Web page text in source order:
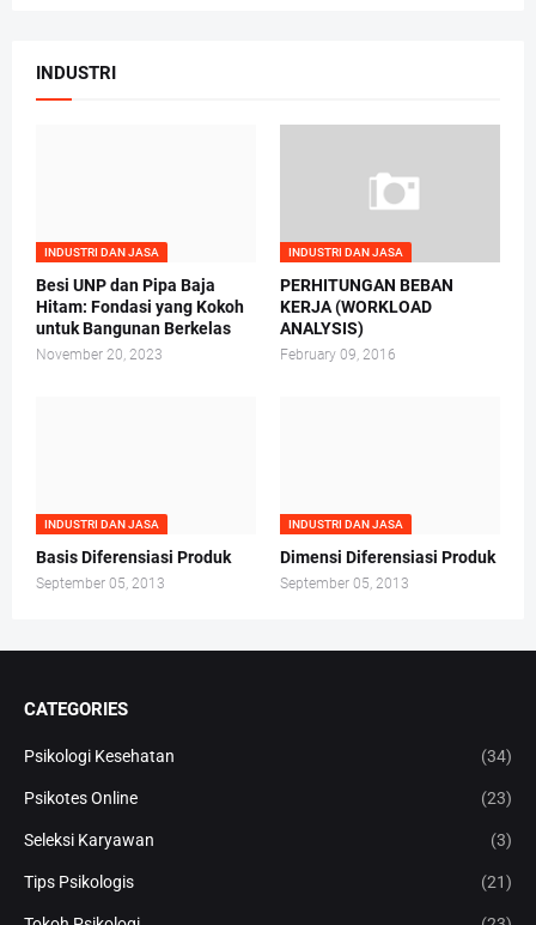
INDUSTRI
INDUSTRI DAN JASA
Besi UNP dan Pipa Baja
Hitam: Fondasi yang Kokoh
untuk Bangunan Berkelas
November 20, 2023
INDUSTRI DAN JASA
PERHITUNGAN BEBAN
KERJA (WORKLOAD
ANALYSIS)
February 09, 2016
INDUSTRI DAN JASA
Basis Diferensiasi Produk
September 05, 2013
INDUSTRI DAN JASA
Dimensi Diferensiasi Produk
September 05, 2013
CATEGORIES
Psikologi Kesehatan (34)
Psikotes Online (23)
Seleksi Karyawan (3)
Tips Psikologis (21)